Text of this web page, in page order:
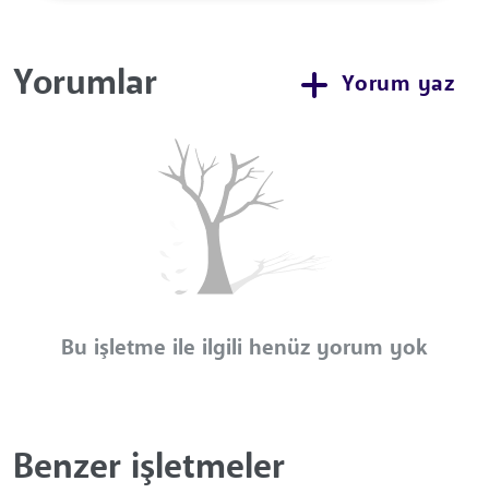
Yorumlar Yorum yaz
Bu işletme ile ilgili henüz yorum yok
Benzer işletmeler